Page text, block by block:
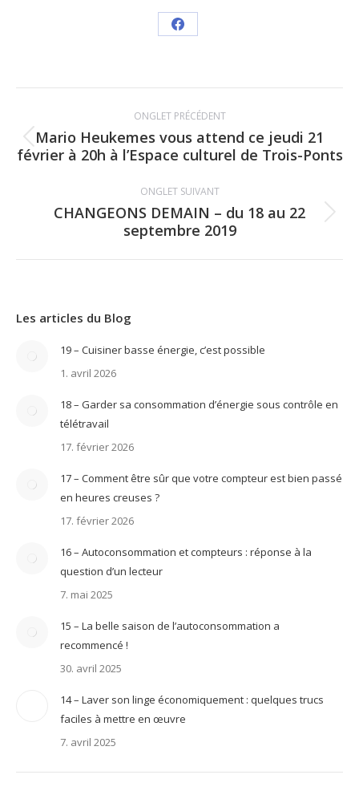
Share
Facebook
de
commentaire
ONGLET PRÉCÉDENT
Onglet
Mario Heukemes vous attend ce jeudi 21
février à 20h à l’Espace culturel de Trois-Ponts
ONGLET SUIVANT
Onglet
CHANGEONS DEMAIN – du 18 au 22
septembre 2019
Les articles du Blog
19 – Cuisiner basse énergie, c’est possible
1. avril 2026
18 – Garder sa consommation d’énergie sous contrôle en
télétravail
17. février 2026
17 – Comment être sûr que votre compteur est bien passé
en heures creuses ?
17. février 2026
16 – Autoconsommation et compteurs : réponse à la
question d’un lecteur
7. mai 2025
15 – La belle saison de l’autoconsommation a
recommencé !
30. avril 2025
14 – Laver son linge économiquement : quelques trucs
faciles à mettre en œuvre
7. avril 2025